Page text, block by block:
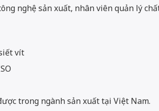
nghệ sản xuất, nhân viên quản lý
vít
trong ngành sản xuất tại Việt Nam.